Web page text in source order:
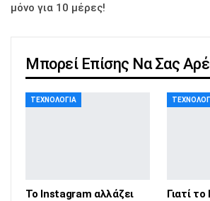
μόνο για 10 μέρες!
Μπορεί Επίσης Να Σας
ΤΕΧΝΟΛΟΓΊΑ
Το Instagram αλλάζει
Γιατί